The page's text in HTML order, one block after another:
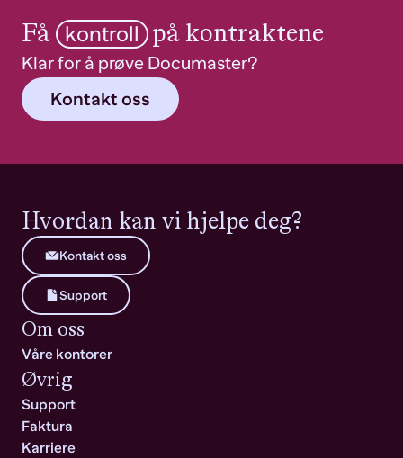
Få kontroll på kontraktene
Klar for å prøve Documaster?
Kontakt oss
Hvordan kan vi hjelpe deg?
Kontakt oss
Support
Om oss
Våre kontorer
Øvrig
Support
Faktura
Karriere